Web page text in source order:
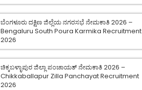
ಬೆಂಗಳೂರು ದಕ್ಷಿಣ ಜಿಲ್ಲೆಯ ನಗರಸಭೆ ನೇಮಕಾತಿ 2026 –
Bengaluru South Poura Karmika Recruitment
2026
ಚಿಕ್ಕಬಳ್ಳಾಪುರ ಜಿಲ್ಲಾ ಪಂಚಾಯತ್ ನೇಮಕಾತಿ 2026 –
Chikkaballapur Zilla Panchayat Recruitment
2026